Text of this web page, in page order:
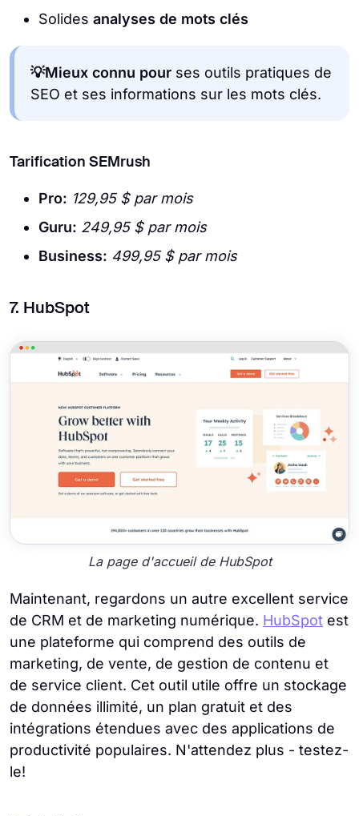
Solides analyses de mots clés
💡Mieux connu pour ses outils pratiques de
SEO et ses informations sur les mots clés.
Tarification SEMrush
Pro: 129,95 $ par mois
Guru: 249,95 $ par mois
Business: 499,95 $ par mois
7. HubSpot
La page d'accueil de HubSpot
Maintenant, regardons un autre excellent service
de CRM et de marketing numérique. HubSpot est
une plateforme qui comprend des outils de
marketing, de vente, de gestion de contenu et
de service client. Cet outil utile offre un stockage
de données illimité, un plan gratuit et des
intégrations étendues avec des applications de
productivité populaires. N'attendez plus - testez-
le!